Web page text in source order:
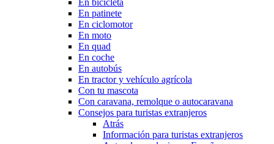
En bicicleta
En patinete
En ciclomotor
En moto
En quad
En coche
En autobús
En tractor y vehículo agrícola
Con tu mascota
Con caravana, remolque o autocaravana
Consejos para turistas extranjeros
Atrás
Información para turistas extranjeros